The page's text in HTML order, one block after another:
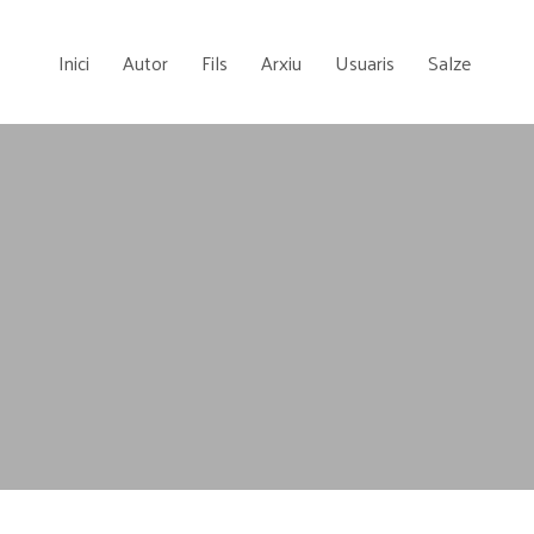
Inici Autor Fils Arxiu Usuaris Salze